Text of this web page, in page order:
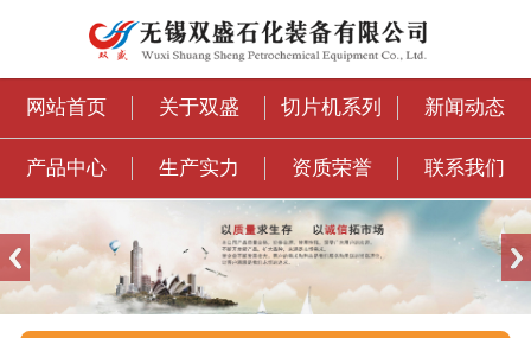
网站首页 关于双盛 切片机系列 新闻动态
产品中心 生产实力 资质荣誉 联系我们